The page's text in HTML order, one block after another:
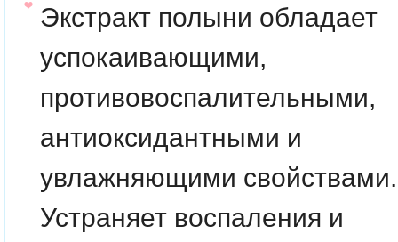
Экстракт полыни обладает
успокаивающими,
противовоспалительными,
антиоксидантными и
увлажняющими свойствами.
Устраняет воспаления и